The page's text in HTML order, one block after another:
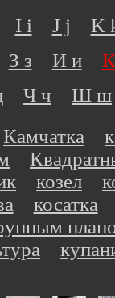
I i J j K
З з И и
Ч ч Ш ш
Камчатка
козел
косатка